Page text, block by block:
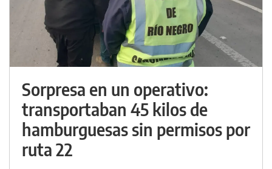
Sorpresa en un operativo:
transportaban 45 kilos de
hamburguesas sin permisos por
ruta 22